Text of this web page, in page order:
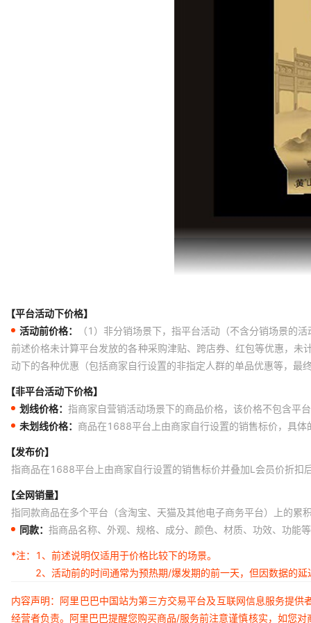
【平台活动下价格】
活动前价格：
（1）非分销场景下，指平台活动（不含分销场景的
前述价格未计算平台发放的各种采购津贴、跨店券、红包等优惠，
动下的各种优惠（包括商家自行设置的非指定人群的单品优惠等，
【非平台活动下价格】
划线价格： 指商家自营销活动场景下的商品价格，该价格不包含平
未划线价格： 商品在1688平台上由商家自行设置的销售标价，具
【发布价】
指商品在1688平台上由商家自行设置的销售标价并叠加L会员价折扣
【全网销量】
指同款商品在多个平台（含淘宝、天猫及其他电子商务平台）上的累
同款： 指商品名称、外观、规格、成分、颜色、材质、功效、功能
*注：
1、前述说明仅适用于价格比较下的场景。
2、活动前的时间通常为预热期/爆发期的前一天，但因数据的
内容声明：阿里巴巴中国站为第三方交易平台及互联网信息服务提
经营者负责。阿里巴巴提醒您购买商品/服务前注意谨慎核实，如您